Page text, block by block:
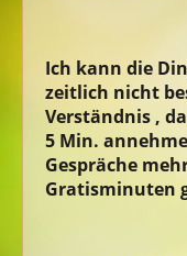
Ich kann die
zeitlich nicht
Verständnis ,
5 Min.
Gespräche
Gratisminuten